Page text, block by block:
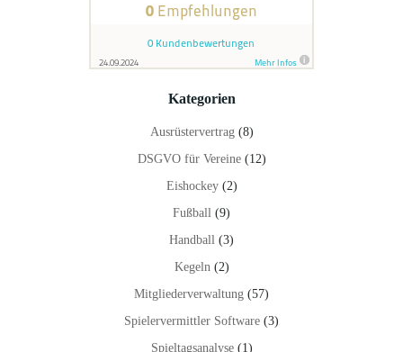
Kategorien
Ausrüstervertrag(8)
DSGVO für Vereine(12)
Eishockey(2)
Fußball (9)
Handball (3)
Kegeln(2)
Mitgliederverwaltung (57)
Spielervermittler Software (3)
Spieltagsanalyse(1)